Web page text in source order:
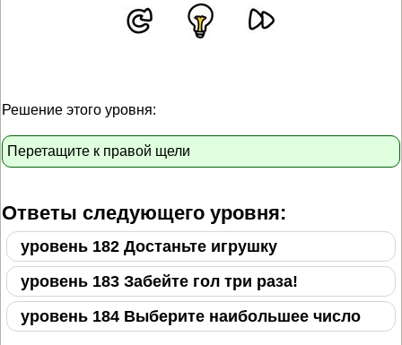
Решение этого уровня:
Перетащите к правой щели
Ответы следующего уровня:
уровень 182 Достаньте игрушку
уровень 183 Забейте гол три раза!
уровень 184 Выберите наибольшее число